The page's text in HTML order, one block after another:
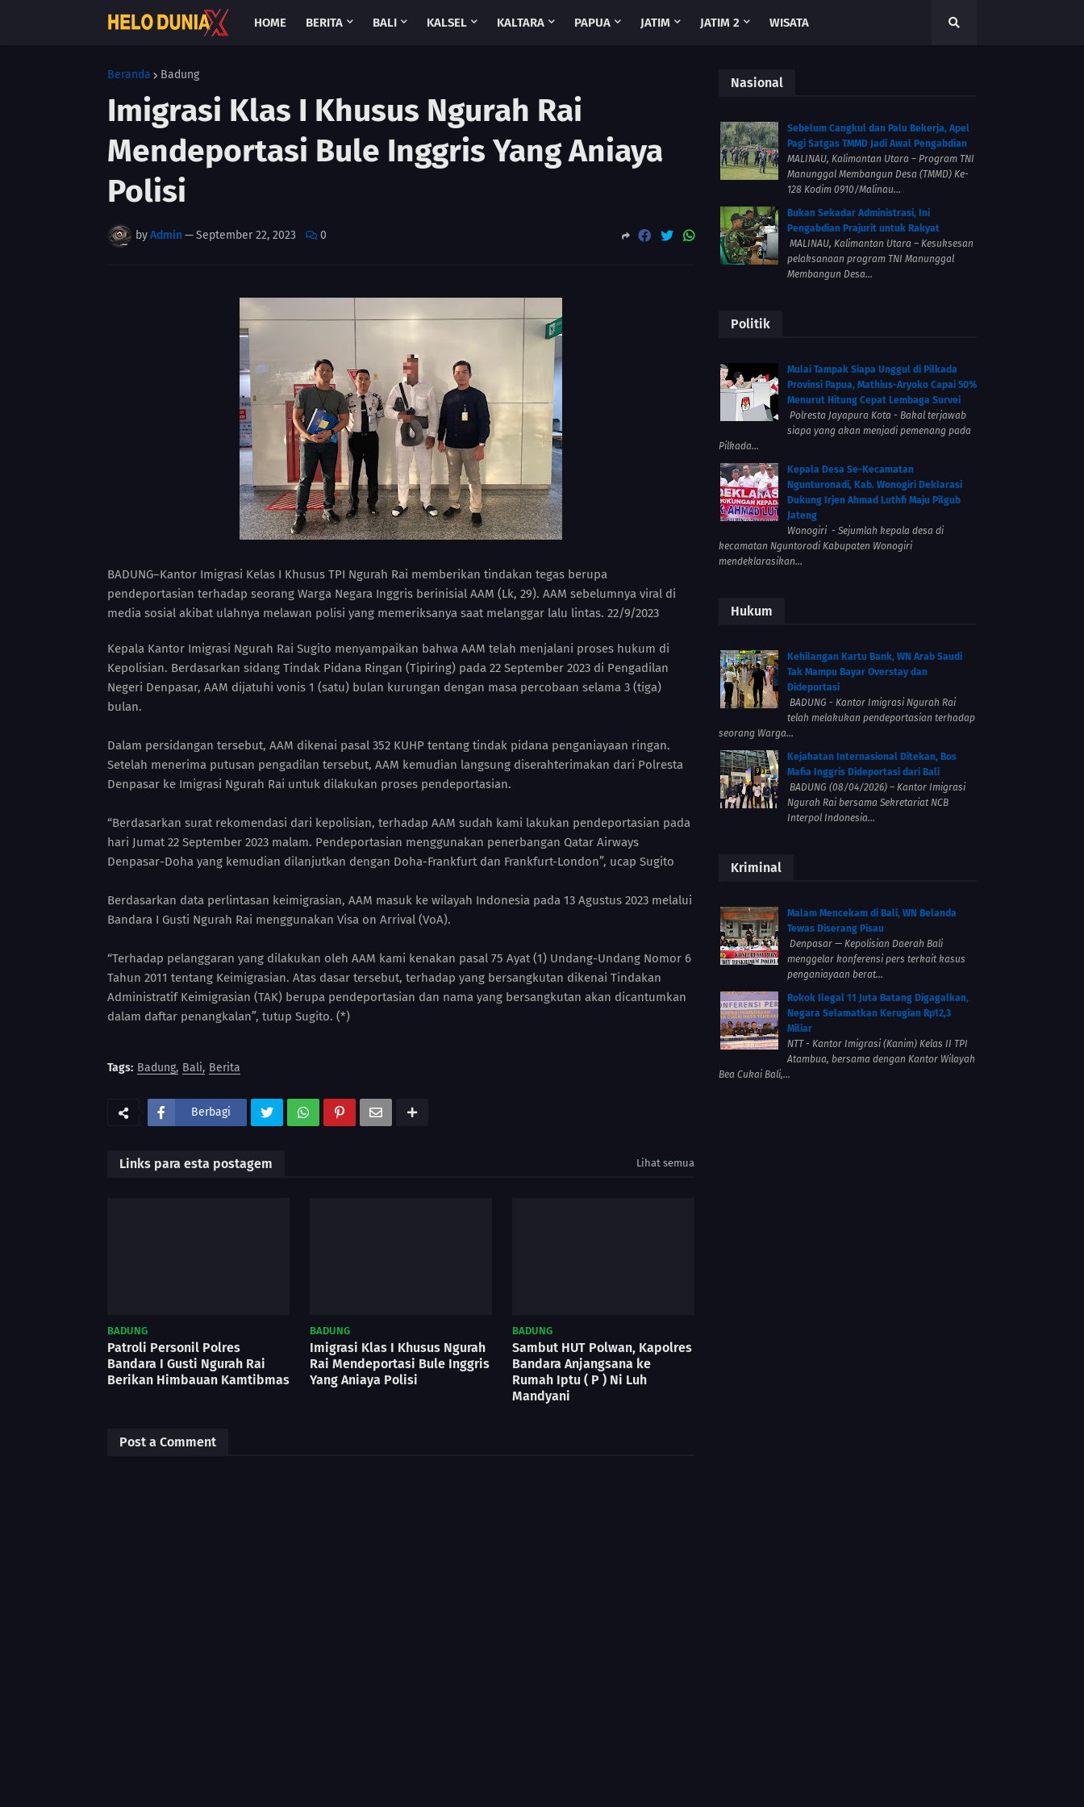
HOME BERITA BALI KALSEL KALTARA PAPUA JATIM JATIM 2 WISATA
Beranda Badung
Imigrasi Klas I Khusus Ngurah Rai
Mendeportasi Bule Inggris Yang Aniaya
Polisi
byAdmin —September 22, 2023 0
BADUNG–Kantor Imigrasi Kelas I Khusus TPI Ngurah Rai memberikan tindakan tegas berupa
pendeportasian terhadap seorang Warga Negara Inggris berinisial AAM (Lk, 29). AAM sebelumnya viral di
media sosial akibat ulahnya melawan polisi yang memeriksanya saat melanggar lalu lintas. 22/9/2023
Kepala Kantor Imigrasi Ngurah Rai Sugito menyampaikan bahwa AAM telah menjalani proses hukum di
Kepolisian. Berdasarkan sidang Tindak Pidana Ringan (Tipiring) pada 22 September 2023 di Pengadilan
Negeri Denpasar, AAM dijatuhi vonis 1 (satu) bulan kurungan dengan masa percobaan selama 3 (tiga)
bulan.
Dalam persidangan tersebut, AAM dikenai pasal 352 KUHP tentang tindak pidana penganiayaan ringan.
Setelah menerima putusan pengadilan tersebut, AAM kemudian langsung diserahterimakan dari Polresta
Denpasar ke Imigrasi Ngurah Rai untuk dilakukan proses pendeportasian.
“Berdasarkan surat rekomendasi dari kepolisian, terhadap AAM sudah kami lakukan pendeportasian pada
hari Jumat 22 September 2023 malam. Pendeportasian menggunakan penerbangan Qatar Airways
Denpasar-Doha yang kemudian dilanjutkan dengan Doha-Frankfurt dan Frankfurt-London”, ucap Sugito
Berdasarkan data perlintasan keimigrasian, AAM masuk ke wilayah Indonesia pada 13 Agustus 2023 melalui
Bandara I Gusti Ngurah Rai menggunakan Visa on Arrival (VoA).
“Terhadap pelanggaran yang dilakukan oleh AAM kami kenakan pasal 75 Ayat (1) Undang-Undang Nomor 6
Tahun 2011 tentang Keimigrasian. Atas dasar tersebut, terhadap yang bersangkutan dikenai Tindakan
Administratif Keimigrasian (TAK) berupa pendeportasian dan nama yang bersangkutan akan dicantumkan
dalam daftar penangkalan”, tutup Sugito. (*)
Tags: Badung Bali Berita
Berbagi
Links para esta postagem Lihat semua
BADUNG
Patroli Personil Polres
Bandara I Gusti Ngurah Rai
Berikan Himbauan Kamtibmas
BADUNG
Imigrasi Klas I Khusus Ngurah
Rai Mendeportasi Bule Inggris
Yang Aniaya Polisi
BADUNG
Sambut HUT Polwan, Kapolres
Bandara Anjangsana ke
Rumah Iptu ( P ) Ni Luh
Mandyani
Post a Comment
Nasional
Sebelum Cangkul dan Palu Bekerja, Apel
Pagi Satgas TMMD Jadi Awal Pengabdian
MALINAU, Kalimantan Utara – Program TNI
Manunggal Membangun Desa (TMMD) Ke-
128 Kodim 0910/Malinau...
Bukan Sekadar Administrasi, Ini
Pengabdian Prajurit untuk Rakyat
MALINAU, Kalimantan Utara – Kesuksesan
pelaksanaan program TNI Manunggal
Membangun Desa...
Politik
Mulai Tampak Siapa Unggul di Pilkada
Provinsi Papua, Mathius-Aryoko Capai 50%
Menurut Hitung Cepat Lembaga Survei
Polresta Jayapura Kota - Bakal terjawab
siapa yang akan menjadi pemenang pada
Pilkada...
Kepala Desa Se-Kecamatan
Ngunturonadi, Kab. Wonogiri Deklarasi
Dukung Irjen Ahmad Luthfi Maju Pilgub
Jateng
Wonogiri - Sejumlah kepala desa di
kecamatan Nguntorodi Kabupaten Wonogiri
mendeklarasikan...
Hukum
Kehilangan Kartu Bank, WN Arab Saudi
Tak Mampu Bayar Overstay dan
Dideportasi
BADUNG - Kantor Imigrasi Ngurah Rai
telah melakukan pendeportasian terhadap
seorang Warga...
Kejahatan Internasional Ditekan, Bos
Mafia Inggris Dideportasi dari Bali
BADUNG (08/04/2026) – Kantor Imigrasi
Ngurah Rai bersama Sekretariat NCB
Interpol Indonesia...
Kriminal
Malam Mencekam di Bali, WN Belanda
Tewas Diserang Pisau
Denpasar — Kepolisian Daerah Bali
menggelar konferensi pers terkait kasus
penganiayaan berat...
Rokok Ilegal 11 Juta Batang Digagalkan,
Negara Selamatkan Kerugian Rp12,3
Miliar
NTT - Kantor Imigrasi (Kanim) Kelas II TPI
Atambua, bersama dengan Kantor Wilayah
Bea Cukai Bali,...